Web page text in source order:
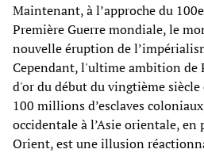
Maintenant, à l’approche du
Première Guerre mondiale, le
nouvelle éruption de
Cependant, l'ultime ambition de
d'or du début du vingtième
100 millions d’esclaves
occidentale à l’Asie orientale, en
Orient, est une illusion